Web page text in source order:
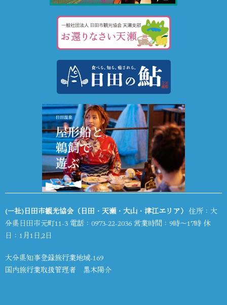
(一社)日田市観光協会（日田・天瀬・大山・津江エリア） 住所：大
分県日田市元町11-3 電話： 0973-22-2036 営業時間：9時～17時 休
日：1月1日,2日
大分県知事登録旅行業地域-169
国内旅行業取扱管理者 黒木陽介